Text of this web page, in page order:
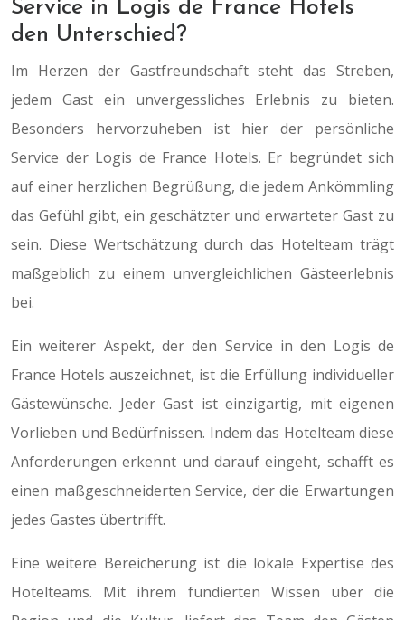
Service in Logis de France Hotels
den Unterschied?
Im Herzen der Gastfreundschaft steht das Streben,
jedem Gast ein unvergessliches Erlebnis zu bieten.
Besonders hervorzuheben ist hier der persönliche
Service der Logis de France Hotels. Er begründet sich
auf einer herzlichen Begrüßung, die jedem Ankömmling
das Gefühl gibt, ein geschätzter und erwarteter Gast zu
sein. Diese Wertschätzung durch das Hotelteam trägt
maßgeblich zu einem unvergleichlichen Gästeerlebnis
bei.
Ein weiterer Aspekt, der den Service in den Logis de
France Hotels auszeichnet, ist die Erfüllung individueller
Gästewünsche. Jeder Gast ist einzigartig, mit eigenen
Vorlieben und Bedürfnissen. Indem das Hotelteam diese
Anforderungen erkennt und darauf eingeht, schafft es
einen maßgeschneiderten Service, der die Erwartungen
jedes Gastes übertrifft.
Eine weitere Bereicherung ist die lokale Expertise des
Hotelteams. Mit ihrem fundierten Wissen über die